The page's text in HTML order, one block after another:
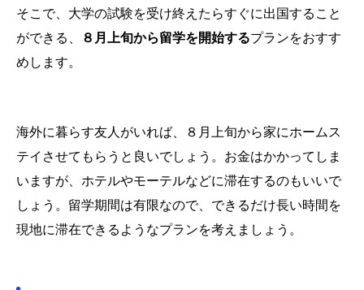
そこで、大学の試験を受け終えたらすぐに出国すること
ができる、
８月上旬から留学を開始するプランをおすす
めします。
海外に暮らす友人がいれば、８月上旬から家にホームス
テイさせてもらうと良いでしょう。お金はかかってしま
いますが、ホテルやモーテルなどに滞在するのもいいで
しょう。留学期間は有限なので、できるだけ長い時間を
現地に滞在できるようなプランを考えましょう。